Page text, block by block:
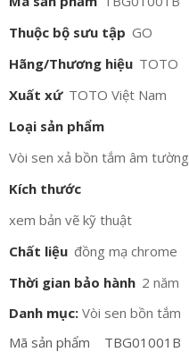
Thuộc bộ sưu tập GO
Hãng/Thương hiệu TOTO
Xuất xứ TOTO Việt Nam
Loại sản phẩm
Vòi sen xả bồn tắm âm tường
Kích thước
xem bản vẽ kỹ thuật
Chất liệu đồng mạ chrome
Thời gian bảo hành 2 năm
Danh mục: Vòi sen bồn tắm
Mã sản phẩm
TBG01001B